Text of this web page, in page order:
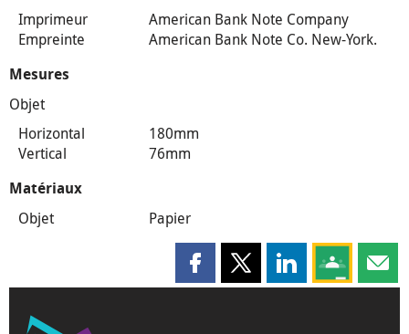
Imprimeur
American Bank Note Company
Empreinte
American Bank Note Co. New-York.
Mesures
Objet
Horizontal
180mm
Vertical
76mm
Matériaux
Objet Papier
Partager cette page sur
Partager cette page sur X
Partager cette
Partagez